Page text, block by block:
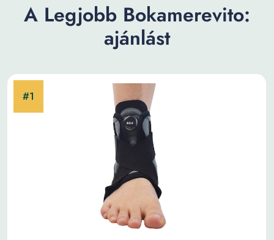
A Legjobb Bokamerevito:
ajánlást